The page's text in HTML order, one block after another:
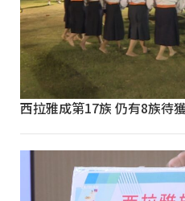
西拉雅成第17族 仍有8族待